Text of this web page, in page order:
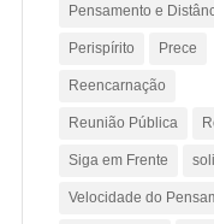
Pensamento e
Perispírito Prece
Reencarnação
Reunião Pública
Siga em Frente
Velocidade do